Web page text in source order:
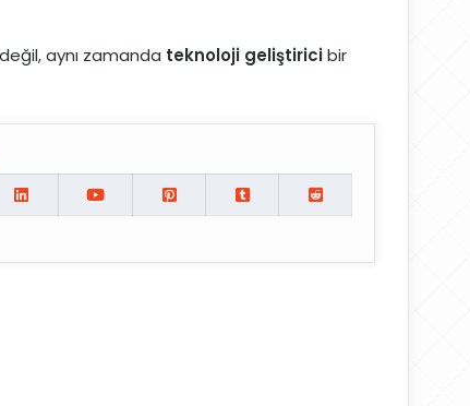
aynı zamanda teknoloji geliştiricibir